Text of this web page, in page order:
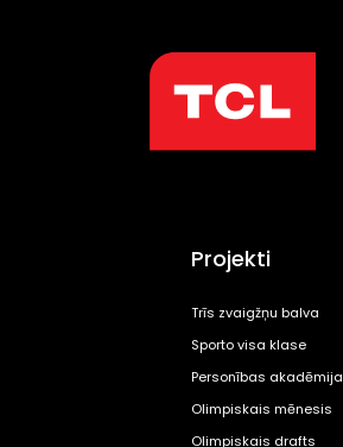
Projekti
Trīs zvaigžņu balva
Sporto visa klase
Personības akadēmija
Olimpiskais mēnesis
Olimpiskais drafts